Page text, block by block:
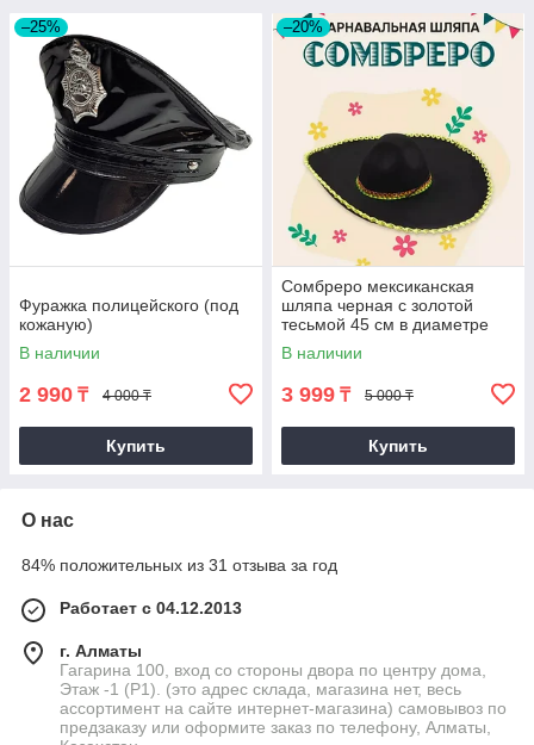
–25%
Фуражка полицейского (под
кожаную)
В наличии
2 990 ₸ 4 000 ₸
Купить
–20%
Сомбреро мексиканская
шляпа черная с золотой
тесьмой 45 см в диаметре
В наличии
3 999 ₸ 5 000 ₸
Купить
О нас
84% положительных из 31 отзыва за год
Работает с 04.12.2013
г. Алматы
Гагарина 100, вход со стороны двора по центру дома,
Этаж -1 (P1). (это адрес склада, магазина нет, весь
ассортимент на сайте интернет-магазина) самовывоз по
предзаказу или оформите заказ по телефону, Алматы,